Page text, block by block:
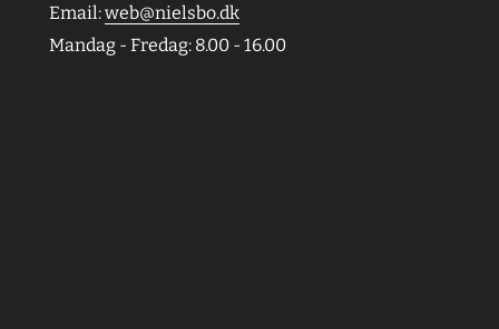
Email:web@nielsbo.dk
Mandag - Fredag: 8.00 - 16.00